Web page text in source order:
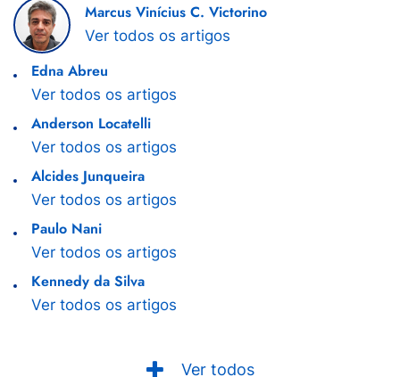
Marcus Vinícius C. Victorino
Ver todos os artigos
Edna Abreu
Ver todos os artigos
Anderson Locatelli
Ver todos os artigos
Alcides Junqueira
Ver todos os artigos
Paulo Nani
Ver todos os artigos
Kennedy da Silva
Ver todos os artigos
Ver todos